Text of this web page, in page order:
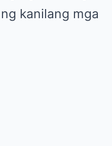
kanilang mga